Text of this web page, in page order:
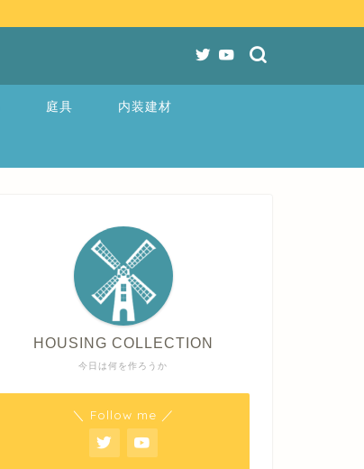
庭具 内装建材
今日は何を作ろうか
HOUSING COLLECTION
＼ Follow me ／